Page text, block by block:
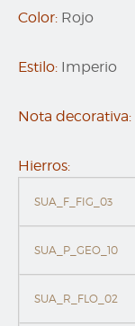
Color: Rojo
Estilo: Imperio
Nota decorativa:
Hierros:
SUA_F_FIG_03
SUA_P_GEO_10
SUA_R_FLO_02